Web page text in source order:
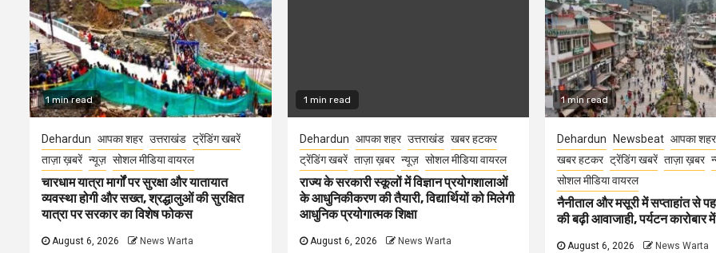
1 min read
Dehardun आपका शहर उत्तराखंड ट्रेंडिंग खबरें
ताज़ा ख़बरें न्यूज़ सोशल मीडिया वायरल
चारधाम यात्रा मार्गों पर सुरक्षा और यातायात
व्यवस्था होगी और सख्त, श्रद्धालुओं की सुरक्षित
यात्रा पर सरकार का विशेष फोकस
August 6, 2026 News Warta
1 min read
Dehardun आपका शहर उत्तराखंड खबर हटकर
ट्रेंडिंग खबरें ताज़ा ख़बर न्यूज़ सोशल मीडिया वायरल
राज्य के सरकारी स्कूलों में विज्ञान प्रयोगशालाओं
के आधुनिकीकरण की तैयारी, विद्यार्थियों को मिलेगी
आधुनिक प्रयोगात्मक शिक्षा
August 6, 2026 News Warta
1 min read
Dehardun Newsbeat आपका शहर
खबर हटकर ट्रेंडिंग खबरें ताज़ा ख़बर
सोशल मीडिया वायरल
नैनीताल और मसूरी में सप्ताहांत से
की बढ़ी आवाजाही, पर्यटन कारोबार
August 6, 2026 News Warta